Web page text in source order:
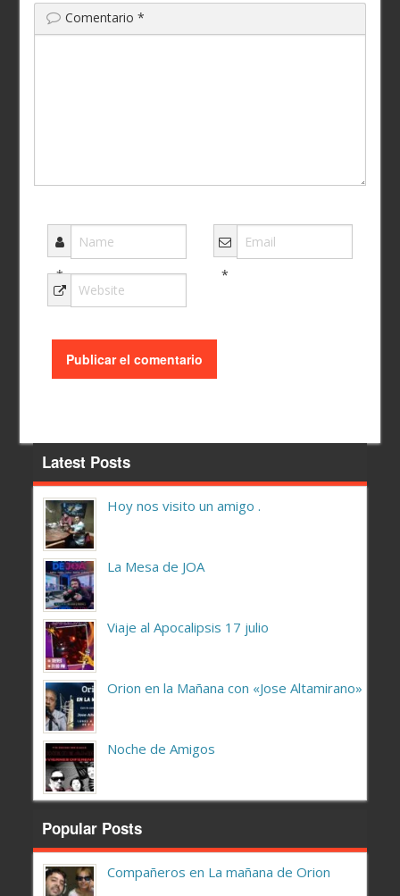
Comentario*
* *
Latest Posts
Hoy nos visito un amigo .
La Mesa de JOA
Viaje al Apocalipsis 17 julio
Orion en la Mañana con «Jose Altamirano»
Noche de Amigos
Popular Posts
Compañeros en La mañana de Orion